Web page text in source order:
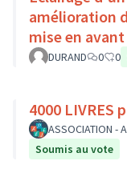
amélioration
mise en
DURAND 0 0
4000 LIVRES
ASSOCIATION
Soumis au vote